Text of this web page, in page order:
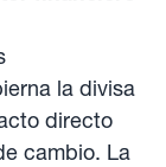
la divisa
directo
cambio. La